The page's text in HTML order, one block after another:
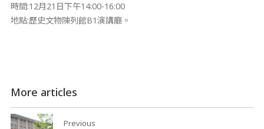
時間:12月21日下午14:00-16:00
地點:歷史文物陳列館B1演講廳。
More articles
Previous